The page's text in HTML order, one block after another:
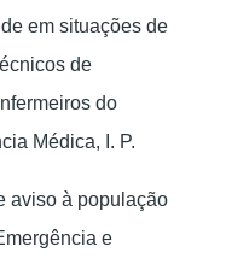
em situações de
de
do
Médica, I. P.
aviso à população
e